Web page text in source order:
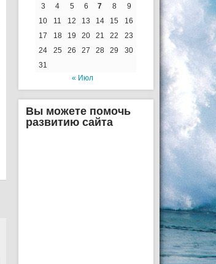
3
4 5 6 7 8
9
10
11 12 13 14 15
16
17
18 19 20 21 22
23
24
25 26 27 28 29
30
31
« Июл
Вы можете помочь
развитию сайта